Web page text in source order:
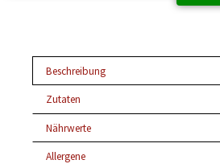
Beschreibung
Zutaten
Nährwerte
Allergene